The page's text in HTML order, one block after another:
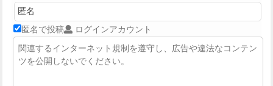
立
匿名で投稿 ログインアカウント